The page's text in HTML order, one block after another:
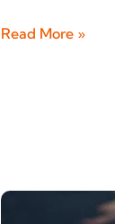
Read More »